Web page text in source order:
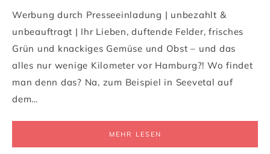
Werbung durch Presseeinladung | unbezahlt &
unbeauftragt | Ihr Lieben, duftende Felder, frisches
Grün und knackiges Gemüse und Obst – und das
alles nur wenige Kilometer vor Hamburg?! Wo findet
man denn das? Na, zum Beispiel in Seevetal auf
dem…
MEHR LESEN